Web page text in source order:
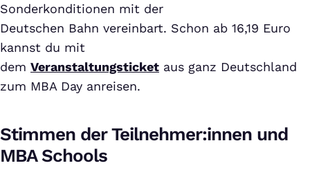
Sonderkonditionen mit der
Deutschen Bahn vereinbart. Schon ab 16,19 Euro
kannst du mit
dem Veranstaltungsticket aus ganz Deutschland
zum MBA Day anreisen.
Stimmen der Teilnehmer:innen und
MBA Schools